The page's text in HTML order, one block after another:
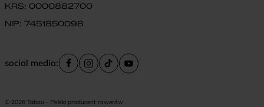
KRS: 0000882700
NIP: 7451850098
social media:
© 2026 Tabou - Polski producent rowerów